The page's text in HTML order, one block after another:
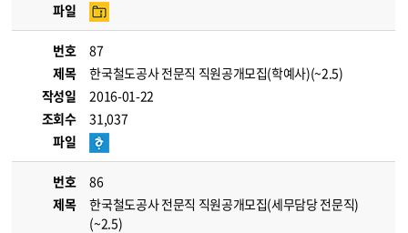
파일
번호
87
제목
한국철도공사 전문직 직원공개모집(학예사)(~2.5)
작성일
2016-01-22
조회수
31,037
파일
번호
86
제목
한국철도공사 전문직 직원공개모집(세무담당 전문직)
(~2.5)